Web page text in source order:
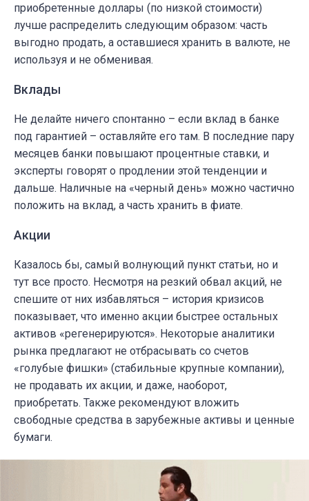
приобретенные доллары (по низкой стоимости)
лучше распределить следующим образом: часть
выгодно продать, а оставшиеся хранить в валюте, не
используя и не обменивая.
Вклады
Не делайте ничего спонтанно – если вклад в банке
под гарантией – оставляйте его там. В последние пару
месяцев банки повышают процентные ставки, и
эксперты говорят о продлении этой тенденции и
дальше. Наличные на «черный день» можно частично
положить на вклад, а часть хранить в фиате.
Акции
Казалось бы, самый волнующий пункт статьи, но и
тут все просто. Несмотря на резкий обвал акций, не
спешите от них избавляться – история кризисов
показывает, что именно акции быстрее остальных
активов «регенерируются». Некоторые аналитики
рынка предлагают не отбрасывать со счетов
«голубые фишки» (стабильные крупные компании),
не продавать их акции, и даже, наоборот,
приобретать. Также рекомендуют вложить
свободные средства в зарубежные активы и ценные
бумаги.